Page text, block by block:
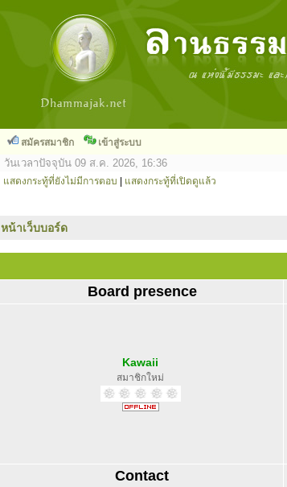
สมัครสมาชิก เข้าสู่ระบบ
วันเวลาปัจจุบัน 09 ส.ค. 2026, 16:36
แสดงกระทู้ที่ยังไม่มีการตอบ แสดงกระทู้ที่เปิดดูแล้ว
หน้าเว็บบอร์ด
Board presence
Kawaii
สมาชิกใหม่
Contact